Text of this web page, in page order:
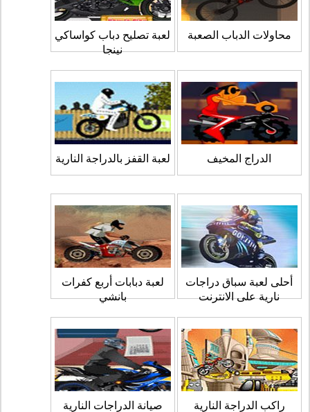
محاولات الدباب الصعبة
لعبة تصليح دباب كواساكي
نينجا
الدراج المخيف لعبة القفز بالدراجة النارية
أحلى لعبة سباق دراجات
نارية على الانترنت
لعبة دبابات أربع كفرات
بانشي
راكب الدراجة النارية صيانة الدراجات النارية